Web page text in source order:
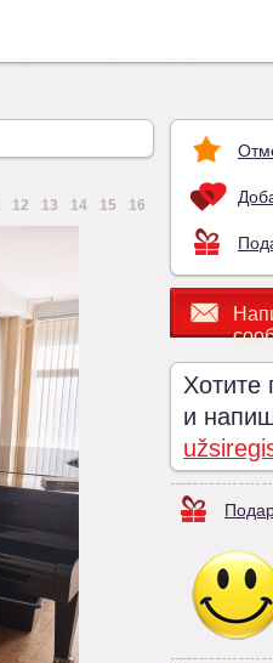
12 13 14 15 16
Хотите
и